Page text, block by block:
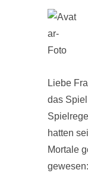
Liebe
das
hatten
Mortale